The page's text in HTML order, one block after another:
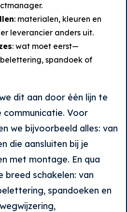
: materialen, kleuren en
leverancier anders uit.
: wat moet eerst—
spandoek of
dit aan door één lijn te
communicatie. Voor
we bijvoorbeeld alles: van
die aansluiten bij je
met montage. En qua
breed schakelen: van
spandoeken en